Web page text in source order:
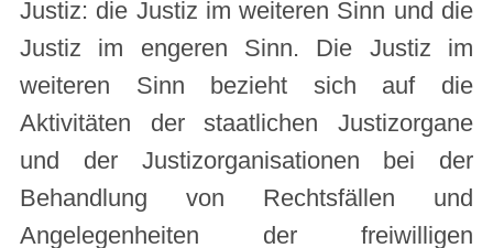
Justiz: die Justiz im weiteren Sinn und die
Justiz im engeren Sinn. Die Justiz im
weiteren Sinn bezieht sich auf die
Aktivitäten der staatlichen Justizorgane
und der Justizorganisationen bei der
Behandlung von Rechtsfällen und
Angelegenheiten der freiwilligen